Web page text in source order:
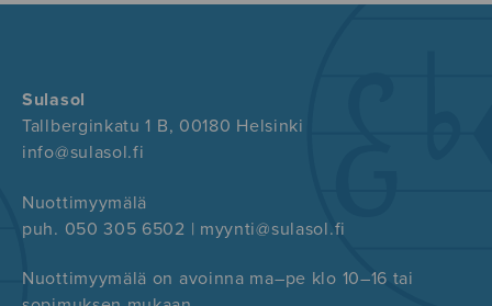
Sulasol
Tallberginkatu 1 B, 00180 Helsinki
info@sulasol.fi
Nuottimyymälä
puh. 050 305 6502 | myynti@sulasol.fi
Nuottimyymälä on avoinna ma–pe klo 10–16 tai